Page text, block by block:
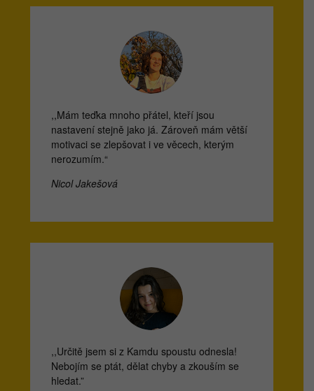
,,Mám teďka mnoho přátel, kteří jsou
nastavení stejně jako já. Zároveň mám větší
motivaci se zlepšovat i ve věcech, kterým
nerozumím.“
Nicol Jakešová
,,Určitě jsem si z Kamdu spoustu odnesla!
Nebojím se ptát, dělat chyby a zkouším se
hledat.”